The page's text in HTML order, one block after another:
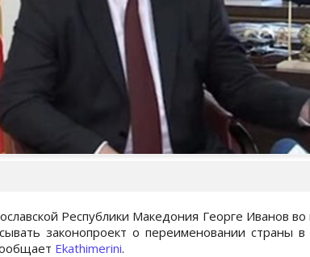
Республики Македония Георге Иванов во
законопроект о переименовании страны в
Ekathimerini.